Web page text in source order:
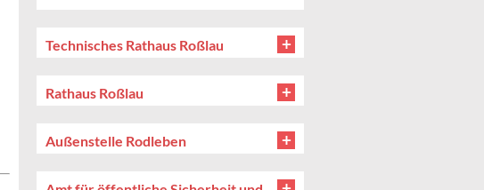
Technisches Rathaus Roßlau
Rathaus Roßlau
Außenstelle Rodleben